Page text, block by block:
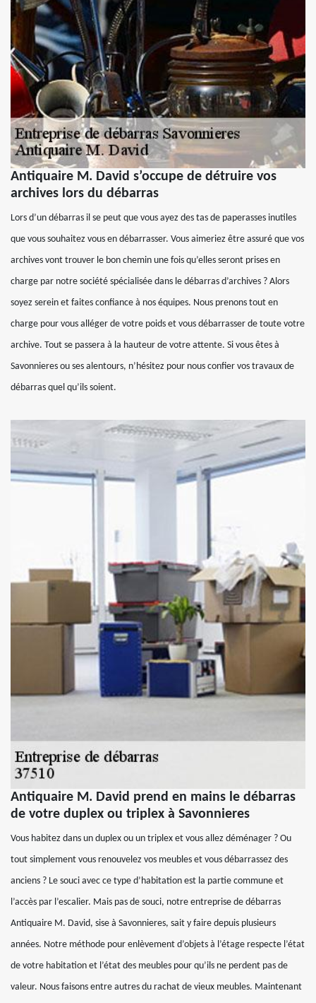
Antiquaire M. David s’occupe de détruire vos
archives lors du débarras
Lors d’un débarras il se peut que vous ayez des tas de paperasses inutiles
que vous souhaitez vous en débarrasser. Vous aimeriez être assuré que vos
archives vont trouver le bon chemin une fois qu’elles seront prises en
charge par notre société spécialisée dans le débarras d’archives ? Alors
soyez serein et faites confiance à nos équipes. Nous prenons tout en
charge pour vous alléger de votre poids et vous débarrasser de toute votre
archive. Tout se passera à la hauteur de votre attente. Si vous êtes à
Savonnieres ou ses alentours, n’hésitez pour nous confier vos travaux de
débarras quel qu’ils soient.
Antiquaire M. David prend en mains le débarras
de votre duplex ou triplex à Savonnieres
Vous habitez dans un duplex ou un triplex et vous allez déménager ? Ou
tout simplement vous renouvelez vos meubles et vous débarrassez des
anciens ? Le souci avec ce type d’habitation est la partie commune et
l’accès par l’escalier. Mais pas de souci, notre entreprise de débarras
Antiquaire M. David, sise à Savonnieres, sait y faire depuis plusieurs
années. Notre méthode pour enlèvement d’objets à l’étage respecte l’état
de votre habitation et l’état des meubles pour qu’ils ne perdent pas de
valeur. Nous faisons entre autres du rachat de vieux meubles. Maintenant